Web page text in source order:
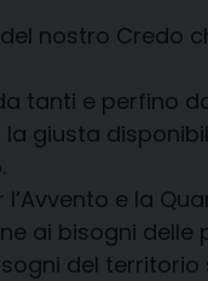
nostro
tanti e perfino
giusta
e la
ai bisogni
del territorio